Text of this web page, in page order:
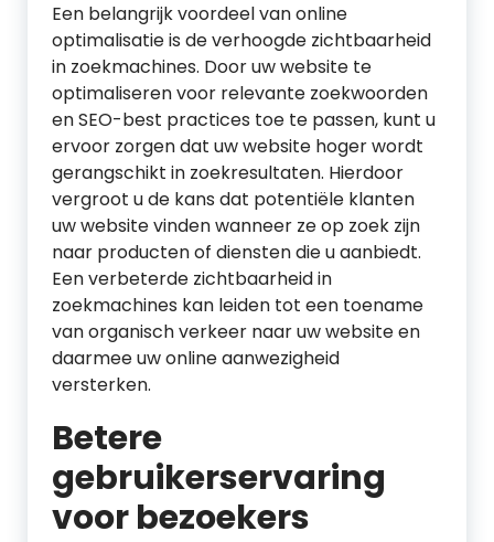
Een belangrijk voordeel van online
optimalisatie is de verhoogde zichtbaarheid
in zoekmachines. Door uw website te
optimaliseren voor relevante zoekwoorden
en SEO-best practices toe te passen, kunt u
ervoor zorgen dat uw website hoger wordt
gerangschikt in zoekresultaten. Hierdoor
vergroot u de kans dat potentiële klanten
uw website vinden wanneer ze op zoek zijn
naar producten of diensten die u aanbiedt.
Een verbeterde zichtbaarheid in
zoekmachines kan leiden tot een toename
van organisch verkeer naar uw website en
daarmee uw online aanwezigheid
versterken.
Betere
gebruikerservaring
voor bezoekers